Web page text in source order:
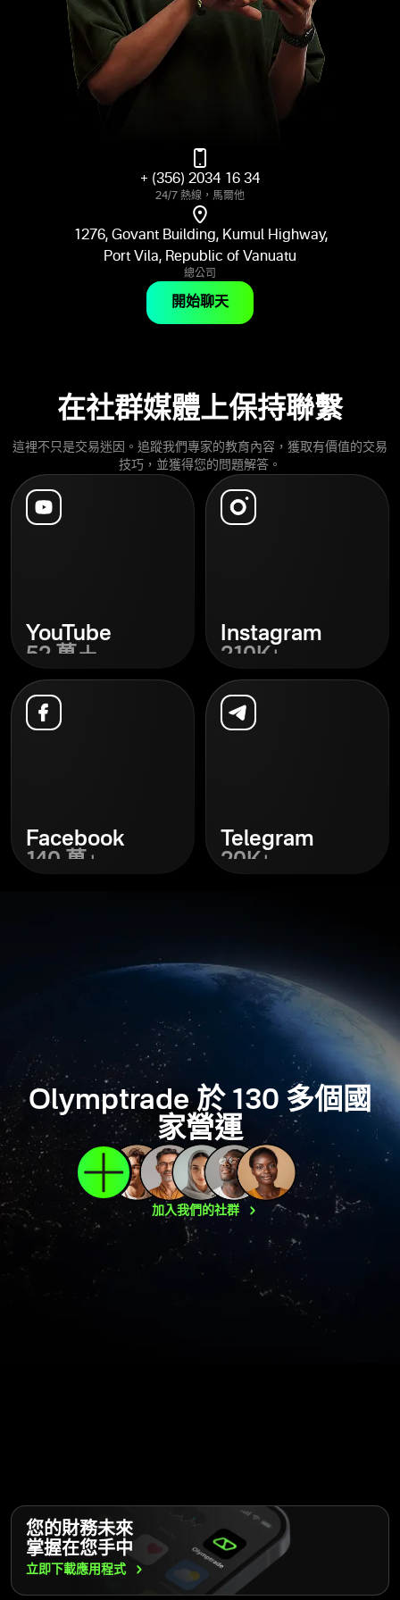
+ (356) 2034 16 34
24/7 熱線，馬爾他
1276, Govant Building, Kumul Highway,
Port Vila, Republic of Vanuatu
總公司
開始聊天
在社群媒體上保持聯繫
這裡不只是交易迷因。追蹤我們專家的教育內容，獲取有價值的交易
技巧，並獲得您的問題解答。
YouTube
52 萬＋
Instagram
210K+
Facebook
140 萬+
Telegram
20K+
Olymptrade 於 130 多個國
家營運
加入我們的社群
您的財務未來
掌握在您手中
立即下載應用程式